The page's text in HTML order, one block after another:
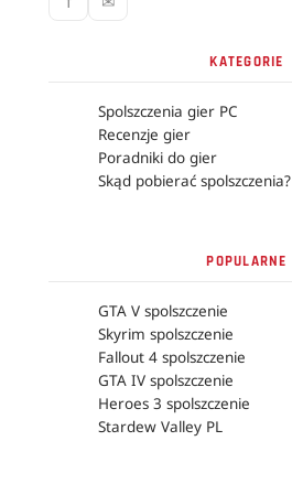
KATEGORIE
Spolszczenia gier PC
Recenzje gier
Poradniki do gier
Skąd pobierać spolszczenia?
POPULARNE
GTA V spolszczenie
Skyrim spolszczenie
Fallout 4 spolszczenie
GTA IV spolszczenie
Heroes 3 spolszczenie
Stardew Valley PL